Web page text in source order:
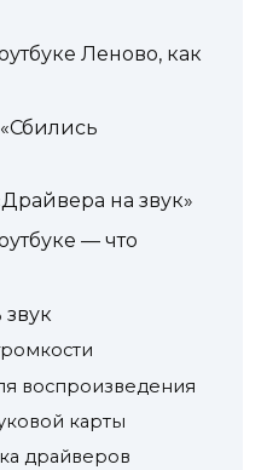
Леново, как
на звук»
— что
звук
воспроизведения
карты
драйверов